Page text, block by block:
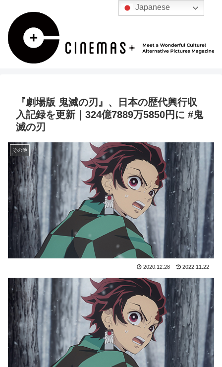
『劇場版 鬼滅の刃』、日本の歴代興行収
入記録を更新｜324億7889万5850円に #鬼
滅の刃
その他
2020.12.28 2022.11.22
Japanese